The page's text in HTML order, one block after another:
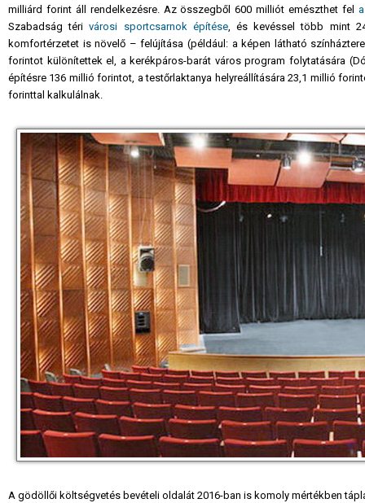
milliárd forint áll rendelkezésre. Az összegből 600 milliót emészthet fel
Szabadság térivárosi sportcsarnok építése, és kevéssel több mint
komfortérzetet is növelő – felújítása (például: a képen látható
forintot különítettek el, a kerékpáros-barát város program folytatására
építésre 136 millió forintot, a testőrlaktanya helyreállítására 23,1 millió
forinttal kalkulálnak.
A gödöllői költségvetés bevételi oldalát 2016-ban is komoly mértékben